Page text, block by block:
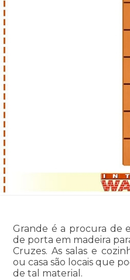
Grande é a procura de
de porta em madeira
Cruzes. As salas e
ou casa são locais que
de tal material.